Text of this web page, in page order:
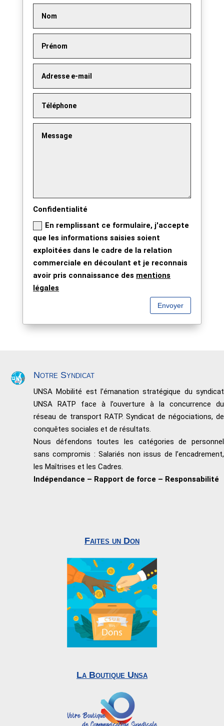
Confidentialité
En remplissant ce formulaire, j'accepte
que les informations saisies soient
exploitées dans le cadre de la relation
commerciale en découlant et je reconnais
avoir pris connaissance des mentions
légales
Envoyer
Notre Syndicat
UNSA Mobilité est l’émanation stratégique du syndicat
UNSA RATP face à l’ouverture à la concurrence du
réseau de transport RATP. Syndicat de négociations, de
conquêtes sociales et de résultats.
Nous défendons toutes les catégories de personnel
sans compromis : Salariés non issus de l’encadrement,
les Maîtrises et les Cadres.
Indépendance – Rapport de force – Responsabilité
Faites un Don
La Boutique Unsa